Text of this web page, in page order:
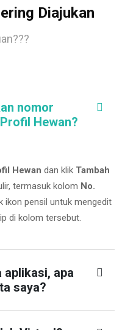
Diajukan
nomor
Hewan?
Hewan dan klik Tambah
termasuk kolom No.
ikon pensil untuk mengedit
di kolom tersebut.
aplikasi, apa
saya?